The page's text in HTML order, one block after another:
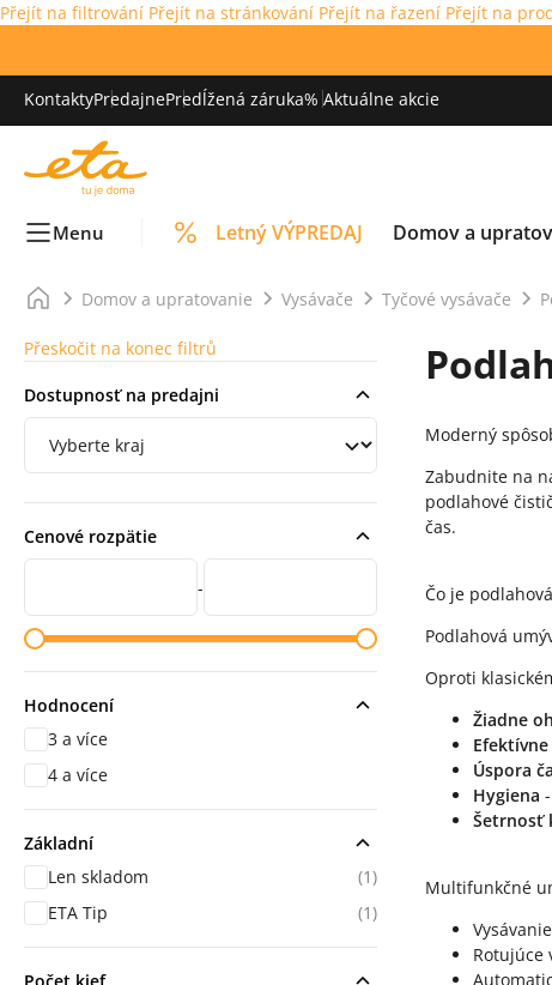
Přejít na filtrování Přejít na stránkování Přejít na řazení Přejít na
KontaktyPredajnePredĺžená záruka% Aktuálne akcie
Menu Letný VÝPREDAJ Domov a
Domov a upratovanie Vysávače Tyčové vysávače
Moderný
Zabudnite na
podlahové
čas.
Čo je
Podlahová
Oproti
Žiadne
Úspora
Hygiena
Šetrnosť
Multifunkčné
Rotujúce
Přeskočit na konec filtrů
Dostupnosť na predajni
Filtrování podle regionu
Cenové rozpätie
Cena od
-
Cena do
Hodnocení
hodnocení
3 a více
hodnocení
4 a více
Základní
Len skladom
(1)
ETA Tip
(1)